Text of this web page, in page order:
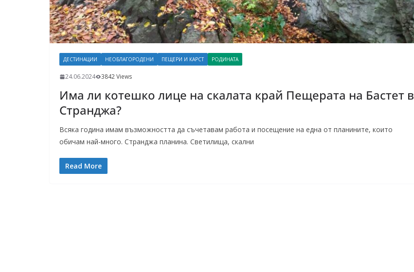
ДЕСТИНАЦИИ НЕОБЛАГОРОДЕНИ ПЕЩЕРИ И КАРСТ РОДИНАТА
24.06.2024 3842 Views
Има ли котешко лице на скалата край Пещерата на Бастет в
Странджа?
Всяка година имам възможността да съчетавам работа и посещение на една от планините, които
обичам най-много. Странджа планина. Светилища, скални
Read More